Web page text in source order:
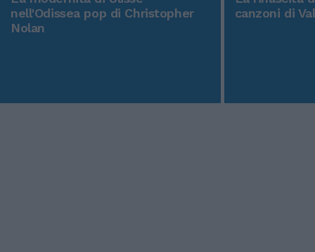
nell'Odissea pop di Christopher
Nolan
canzoni di